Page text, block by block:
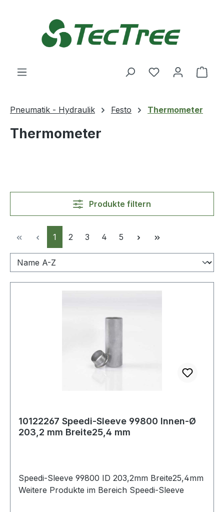
Du hast 0
Pneumatik - Hydraulik Festo Thermometer
Thermometer
Produkte filtern
Seite
1 Seite
2 Seite
3 Seite
4 Seite
5
10122267 Speedi-Sleeve 99800 Innen-Ø
203,2 mm Breite25,4 mm
Speedi-Sleeve 99800 ID 203,2mm Breite25,4mm
Weitere Produkte im Bereich Speedi-Sleeve